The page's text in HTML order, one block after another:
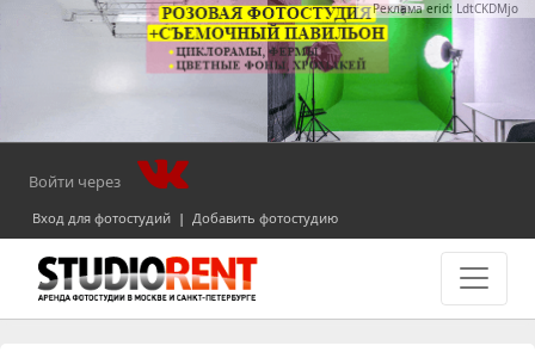
Реклама erid: LdtCKDMjo
Войти через
Вход для фотостудий | Добавить фотостудию